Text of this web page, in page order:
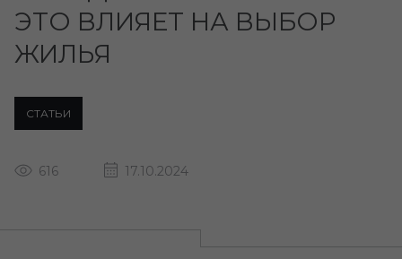
ЭТО ВЛИЯЕТ НА ВЫБОР
ЖИЛЬЯ
СТАТЬИ
616 17.10.2024